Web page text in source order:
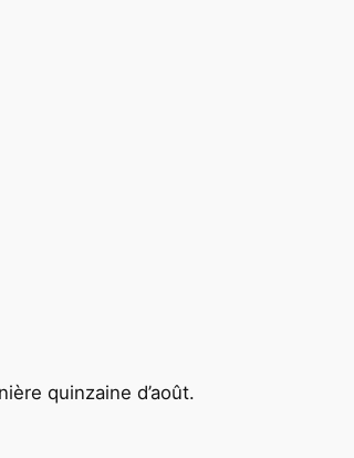
quinzaine d’août.